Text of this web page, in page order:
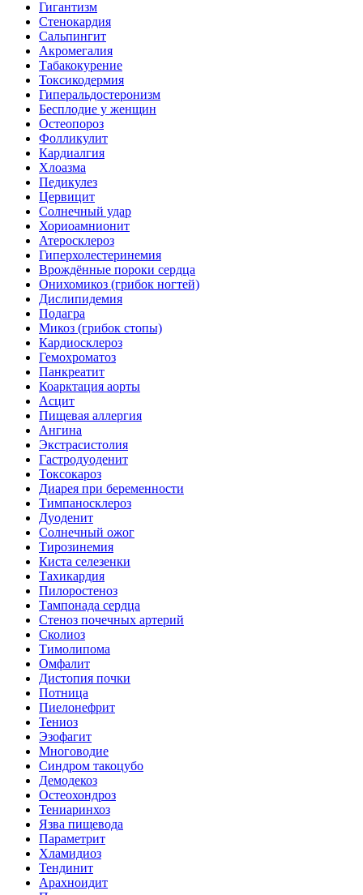
Гигантизм
Стенокардия
Сальпингит
Акромегалия
Табакокурение
Токсикодермия
Гиперальдостеронизм
Бесплодие у женщин
Остеопороз
Фолликулит
Кардиалгия
Хлоазма
Педикулез
Цервицит
Солнечный удар
Хориоамнионит
Атеросклероз
Гиперхолестеринемия
Врождённые пороки сердца
Онихомикоз (грибок ногтей)
Дислипидемия
Подагра
Микоз (грибок стопы)
Кардиосклероз
Гемохроматоз
Панкреатит
Коарктация аорты
Асцит
Пищевая аллергия
Ангина
Экстрасистолия
Гастродуоденит
Токсокароз
Диарея при беременности
Тимпаносклероз
Дуоденит
Солнечный ожог
Тирозинемия
Киста селезенки
Тахикардия
Пилоростеноз
Тампонада сердца
Стеноз почечных артерий
Сколиоз
Тимолипома
Омфалит
Дистопия почки
Потница
Пиелонефрит
Тениоз
Эзофагит
Многоводие
Синдром такоцубо
Демодекоз
Остеохондроз
Тениаринхоз
Язва пищевода
Параметрит
Хламидиоз
Тендинит
Арахноидит